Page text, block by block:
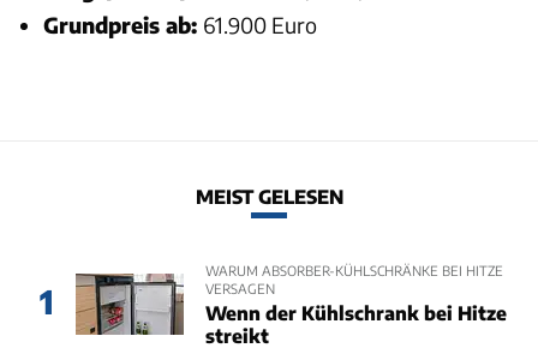
Grundpreis ab: 61.900 Euro
MEIST GELESEN
1
WARUM ABSORBER-KÜHLSCHRÄNKE BEI HITZE
VERSAGEN
Wenn der Kühlschrank bei Hitze
streikt